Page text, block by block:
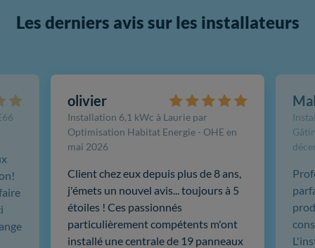
Les derniers avis sur les installateurs
olivier
Installation 6,1 kWc à Laurie par
Optimisation Habitat Energie - OHE en
mai 2026
Client chez eux depuis plus de 8 ans,
j'émets un nouvel avis... toujours à 5
étoiles ! Ces passionnés
particulièrement compétents m'ont
installé une centrale de 19 panneaux